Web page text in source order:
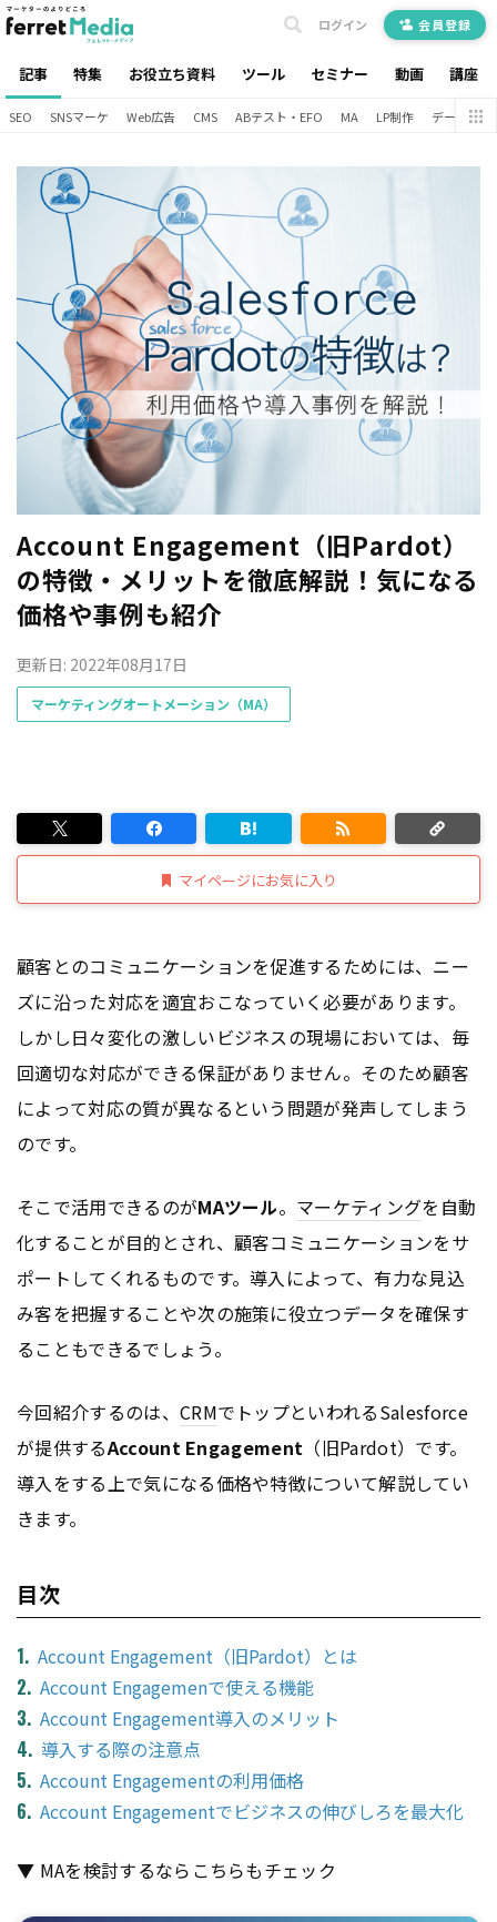
記事 特集 お役立ち資料 ツール セミナー 動画 講座
ログイン 会員登録
SEO SNSマーケ Web広告 CMS ABテスト・EFO MA LP制作 データ分析
Account Engagement（旧Pardot）
の特徴・メリットを徹底解説！気になる
価格や事例も紹介
更新日: 2022年08月17日
マーケティングオートメーション（MA）
マイページにお気に入り
顧客とのコミュニケーションを促進するためには、ニー
ズに沿った対応を適宜おこなっていく必要があります。
しかし日々変化の激しいビジネスの現場においては、毎
回適切な対応ができる保証がありません。そのため顧客
によって対応の質が異なるという問題が発声してしまう
のです。
そこで活用できるのがMAツール。 マーケティングを自動
化することが目的とされ、顧客コミュニケーションをサ
ポートしてくれるものです。導入によって、有力な見込
み客を把握することや次の施策に役立つデータを確保す
ることもできるでしょう。
今回紹介するのは、 CRMでトップといわれるSalesforce
が提供するAccount Engagement （旧Pardot）です。
導入をする上で気になる価格や特徴について解説してい
きます。
目次
Account Engagement（旧Pardot）とは
Account Engagemenで使える機能
Account Engagement導入のメリット
導入する際の注意点
Account Engagementの利用価格
Account Engagementでビジネスの伸びしろを最大化
▼ MAを検討するならこちらもチェック